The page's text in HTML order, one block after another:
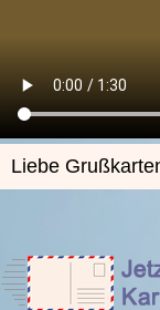
Liebe